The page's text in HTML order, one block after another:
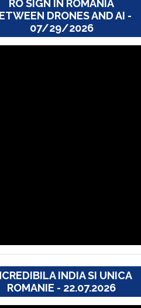
RO SIGN IN ROMANIA
DRONES AND AI -
07/29/2026
INDIA SI UNICA
ROMANIE - 22.07.2026